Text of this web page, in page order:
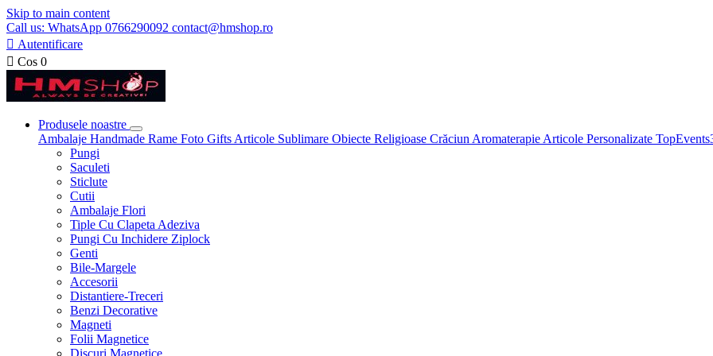
Skip to main content
Call us: WhatsApp 0766290092 contact@hmshop.ro
 Autentificare
 Cos 0
Produsele noastre
Ambalaje Handmade Rame Foto Gifts Articole Sublimare Obiecte Religioase Crăciun Aromaterapie Articole Personalizate
Pungi
Saculeti
Sticlute
Cutii
Ambalaje Flori
Tiple Cu Clapeta Adeziva
Pungi Cu Inchidere Ziplock
Genti
Bile-Margele
Accesorii
Distantiere-Treceri
Benzi Decorative
Magneti
Folii Magnetice
Discuri Magnetice